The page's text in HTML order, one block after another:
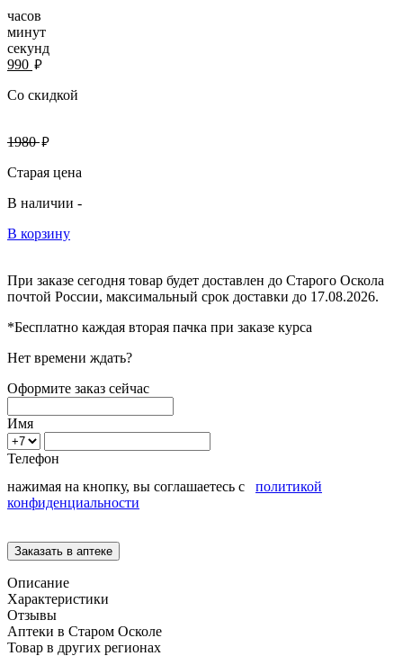
часов
минут
секунд
990 руб.
Со скидкой
1980руб.
Старая цена
В наличии -
В корзину
При заказе сегодня товар будет доставлен до Старого Оскола
почтой России, максимальный срок доставки до 17.08.2026.
*Бесплатно каждая вторая пачка при заказе курса
Нет времени ждать?
Оформите заказ сейчас
Имя
Телефон
нажимая на кнопку, вы соглашаетесь с политикой
конфиденциальности
Описание
Характеристики
Отзывы
Аптеки в Старом Осколе
Товар в других регионах